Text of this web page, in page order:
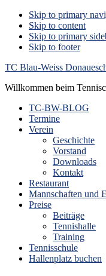
Skip to primary
Skip to content
Skip to primary
Skip to footer
TC Blau-Weiss
Willkommen beim
TC-BW-BLOG
Termine
Verein
Geschichte
Vorstand
Downloads
Kontakt
Restaurant
Mannschaften und
Preise
Beiträge
Tennishalle
Training
Tennisschule
Hallenplatz buchen